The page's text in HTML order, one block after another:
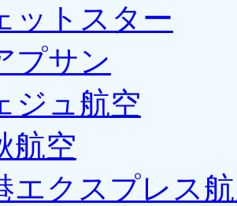
ットスター
プサン
ジュ航空
航空
エクスプレス